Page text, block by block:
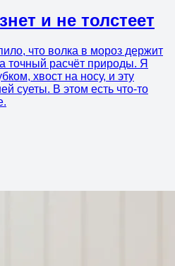
и не толстеет
что волка в мороз держит
точный расчёт природы. Я
хвост на носу, и эту
суеты. В этом есть что-то